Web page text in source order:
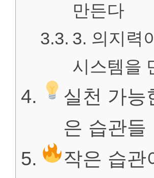
만든다
3. 의지력
시스템을
실천 가능
은 습관들
작은 습관